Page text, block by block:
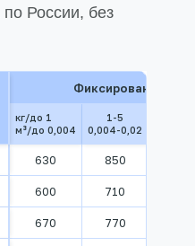
России, без
Фиксированная
кг/до 1
м³/до 0,004
1-5
0,004-0,02
630 850
600 710
670 770